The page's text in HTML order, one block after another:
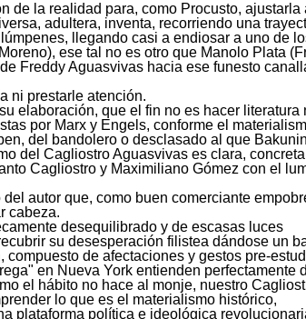
de la realidad para, como Procusto, ajustarla
adultera, inventa, recorriendo una
llegando casi a endiosar a uno de
ese tal no es otro que Manolo Plata
Freddy Aguasvivas hacia ese funesto
ni prestarle atención.
elaboración, que el fin no es hacer literatura
por Marx y Engels, conforme el
del bandolero o desclasado al que Bakunin
del Cagliostro Aguasvivas es clara,
Cagliostro y Maximiliano Gómez con el
autor que, como buen comerciante
cabeza.
desequilibrado y de escasas luces
su desesperación filistea dándose un
de afectaciones y gestos pre-
en Nueva York entienden perfectamente
el hábito no hace al monje, nuestro
lo que es el materialismo histórico,
plataforma política e ideológica